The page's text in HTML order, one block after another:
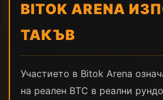
BITOK ARENA
ТАКЪВ
Участието в Bitok Arena
на реален BTC в реални